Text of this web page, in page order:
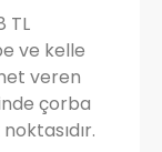
TL
ve kelle
veren
çorba